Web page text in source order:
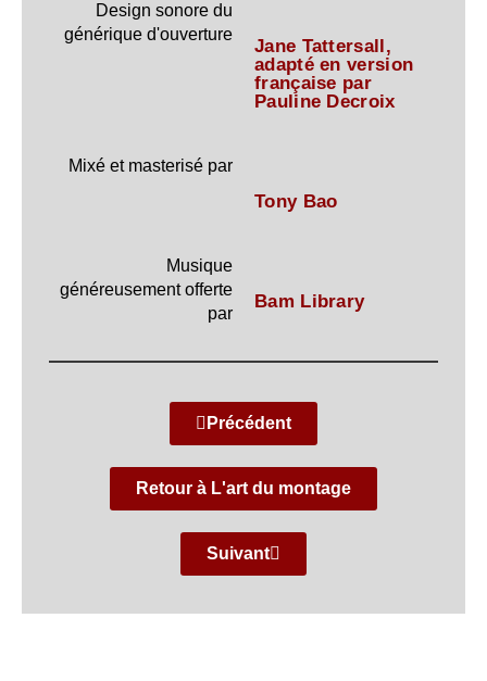
Design sonore du
générique d'ouverture
Jane Tattersall,
adapté en version
française par
Pauline Decroix
Mixé et masterisé par
Tony Bao
Musique
généreusement offerte
par
Bam Library
Précédent
Retour à L'art du montage
Suivant